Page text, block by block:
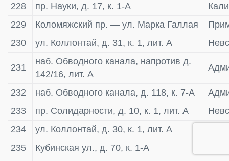
228
пр. Науки, д. 17, к. 1-А
229
Коломяжский пр. — ул. Марка Галлая
230
ул. Коллонтай, д. 31, к. 1, лит. А
231
наб. Обводного канала, напротив д.
142/16, лит. А
232 наб. Обводного канала, д. 118, к. 7-А
233
пр. Солидарности, д. 10, к. 1, лит. А
234
ул. Коллонтай, д. 30, к. 1, лит. А
235
Кубинская ул., д. 70, к. 1-А